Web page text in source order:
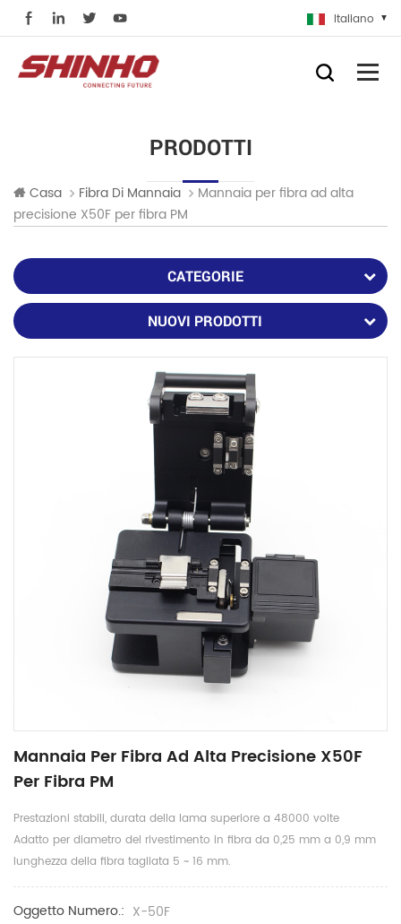
Italiano
PRODOTTI
Casa Fibra Di Mannaia
Mannaia per fibra ad alta
precisione X50F per fibra PM
CATEGORIE
NUOVI PRODOTTI
Mannaia Per Fibra Ad Alta Precisione X50F
Per Fibra PM
Prestazioni stabili, durata della lama superiore a 48000 volte
Adatto per diametro del rivestimento in fibra da 0,25 mm a 0,9 mm
lunghezza della fibra tagliata 5 ~ 16 mm.
Oggetto Numero.: X-50F